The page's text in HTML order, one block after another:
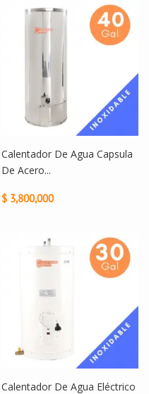
Calentador De Agua Capsula
De Acero...
$ 3,800,000
Calentador De Agua Eléctrico